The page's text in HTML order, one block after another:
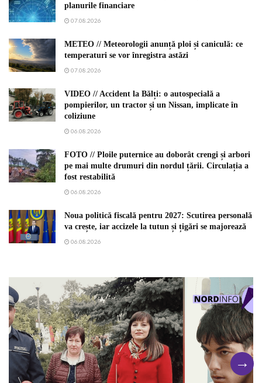
planurile financiare
07.08.2026
METEO // Meteorologii anunță ploi și caniculă: ce
temperaturi se vor înregistra astăzi
07.08.2026
VIDEO // Accident la Bălți: o autospecială a
pompierilor, un tractor și un Nissan, implicate în
coliziune
06.08.2026
FOTO // Ploile puternice au doborât crengi și arbori
pe mai multe drumuri din nordul țării. Circulația a
fost restabilită
06.08.2026
Noua politică fiscală pentru 2027: Scutirea personală
va crește, iar accizele la tutun și țigări se majorează
06.08.2026
→